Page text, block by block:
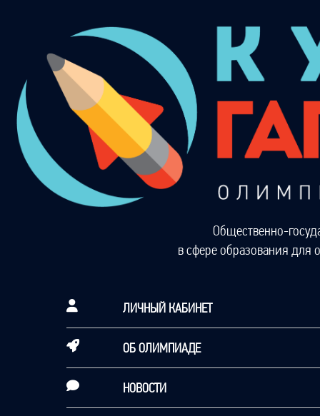
Общественно-
в сфере образования для
ЛИЧНЫЙ КАБИНЕТ
ОБ ОЛИМПИАДЕ
НОВОСТИ